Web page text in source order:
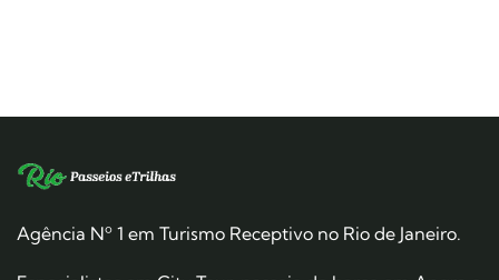
Agência Nº 1 em Turismo Receptivo no Rio de Janeiro.